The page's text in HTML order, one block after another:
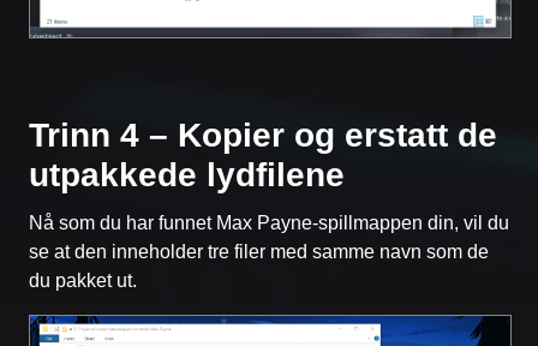
Trinn 4 – Kopier og erstatt de
utpakkede lydfilene
Nå som du har funnet Max Payne-spillmappen din, vil du
se at den inneholder tre filer med samme navn som de
du pakket ut.